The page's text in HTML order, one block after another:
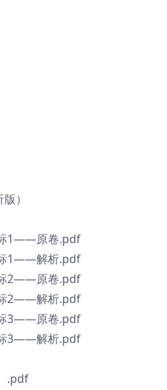
）
1——原卷.pdf
1——解析.pdf
2——原卷.pdf
2——解析.pdf
3——原卷.pdf
3——解析.pdf
.pdf